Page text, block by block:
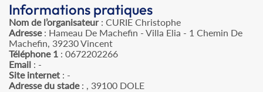
Informations pratiques
Nom de l’organisateur: CURIE Christophe
Adresse: Hameau De Machefin - Villa Elia - 1 Chemin De
Machefin, 39230 Vincent
Téléphone 1 : 0672202266
Email : -
Site internet : -
Adresse du stade: , 39100 DOLE